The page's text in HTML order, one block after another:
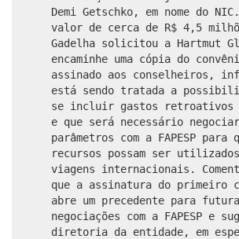
Demi Getschko, em nome do
valor de cerca de R$ 4,5
Gadelha solicitou a Hartmut
encaminhe uma cópia do
assinado aos conselheiros,
está sendo tratada a
se incluir gastos retroativos
e que será necessário negociar
parâmetros com a FAPESP para
recursos possam ser utilizados
viagens internacionais.
que a assinatura do primeiro
abre um precedente para
negociações com a FAPESP e
diretoria da entidade, em